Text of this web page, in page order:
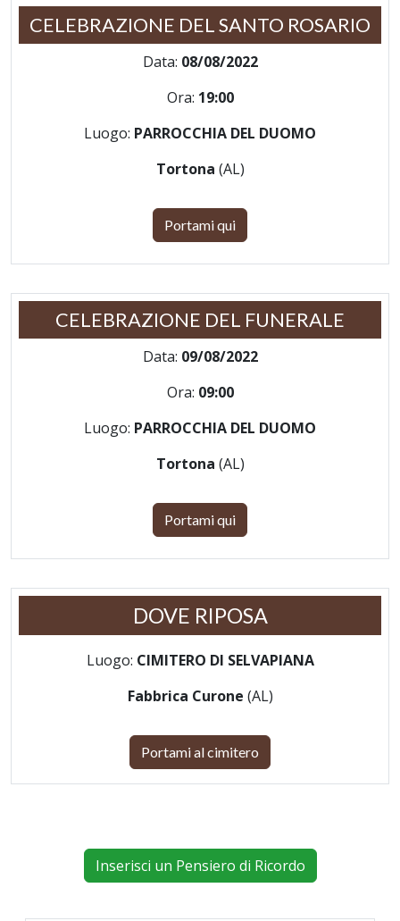
CELEBRAZIONE DEL SANTO ROSARIO
Data: 08/08/2022
Ora: 19:00
Luogo: PARROCCHIA DEL DUOMO
Tortona (AL)
Portami qui
CELEBRAZIONE DEL FUNERALE
Data: 09/08/2022
Ora: 09:00
Luogo: PARROCCHIA DEL DUOMO
Tortona (AL)
Portami qui
DOVE RIPOSA
Luogo: CIMITERO DI SELVAPIANA
Fabbrica Curone (AL)
Portami al cimitero
Inserisci un Pensiero di Ricordo